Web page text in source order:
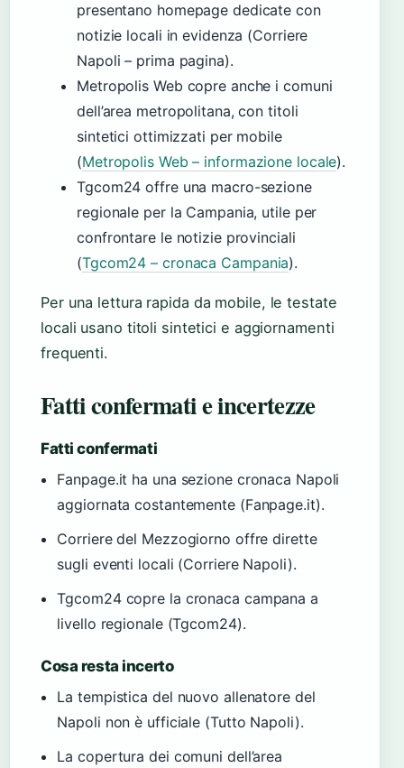
presentano homepage dedicate con
notizie locali in evidenza (Corriere
Napoli – prima pagina).
Metropolis Web copre anche i comuni
dell’area metropolitana, con titoli
sintetici ottimizzati per mobile
(Metropolis Web – informazione locale).
Tgcom24 offre una macro-sezione
regionale per la Campania, utile per
confrontare le notizie provinciali
(Tgcom24 – cronaca Campania).
Per una lettura rapida da mobile, le testate
locali usano titoli sintetici e aggiornamenti
frequenti.
Fatti confermati e incertezze
Fatti confermati
Fanpage.it ha una sezione cronaca Napoli
aggiornata costantemente (Fanpage.it).
Corriere del Mezzogiorno offre dirette
sugli eventi locali (Corriere Napoli).
Tgcom24 copre la cronaca campana a
livello regionale (Tgcom24).
Cosa resta incerto
La tempistica del nuovo allenatore del
Napoli non è ufficiale (Tutto Napoli).
La copertura dei comuni dell’area